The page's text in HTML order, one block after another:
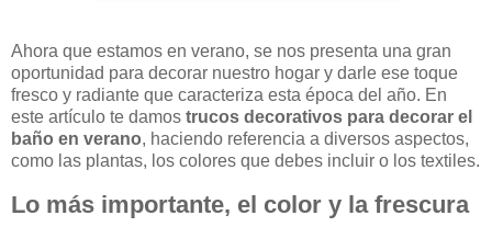
Ahora que estamos en verano, se nos presenta una gran
oportunidad para decorar nuestro hogar y darle ese toque
fresco y radiante que caracteriza esta época del año. En
este artículo te damos trucos decorativos para decorar el
baño en verano, haciendo referencia a diversos aspectos,
como las plantas, los colores que debes incluir o los textiles.
Lo más importante, el color y la frescura